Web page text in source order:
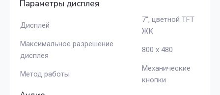
Параметры дисплея
Дисплей
7″, цветной TFT
ЖК
Максимальное разрешение
дисплея
800 х 480
Метод работы
Механические
кнопки